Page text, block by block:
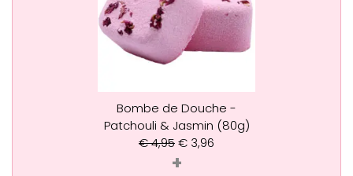
Bombe de Douche -
Patchouli & Jasmin (80g)
€4,95€ 3,96
+